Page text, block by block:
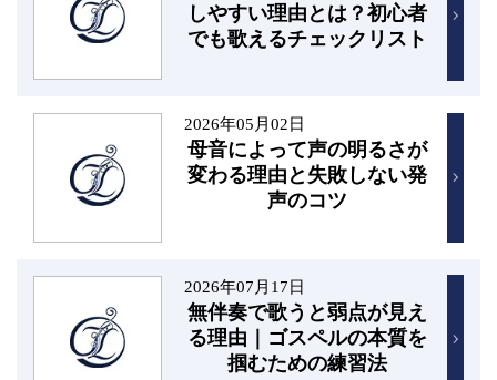
しやすい理由とは？初心者
でも歌えるチェックリスト
2026年05月02日
母音によって声の明るさが
変わる理由と失敗しない発
声のコツ
2026年07月17日
無伴奏で歌うと弱点が見え
る理由｜ゴスペルの本質を
掴むための練習法